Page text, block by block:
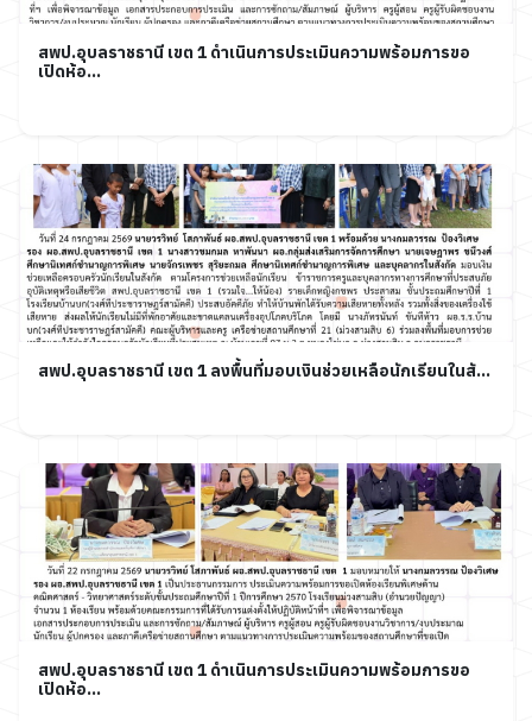
สพป.อุบลราชธานี เขต 1 ดำเนินการประเมินความพร้อมการขอ
เปิดห้อ...
สพป.อุบลราชธานี เขต 1 ลงพื้นที่มอบเงินช่วยเหลือนักเรียนในสั...
สพป.อุบลราชธานี เขต 1 ดำเนินการประเมินความพร้อมการขอ
เปิดห้อ...